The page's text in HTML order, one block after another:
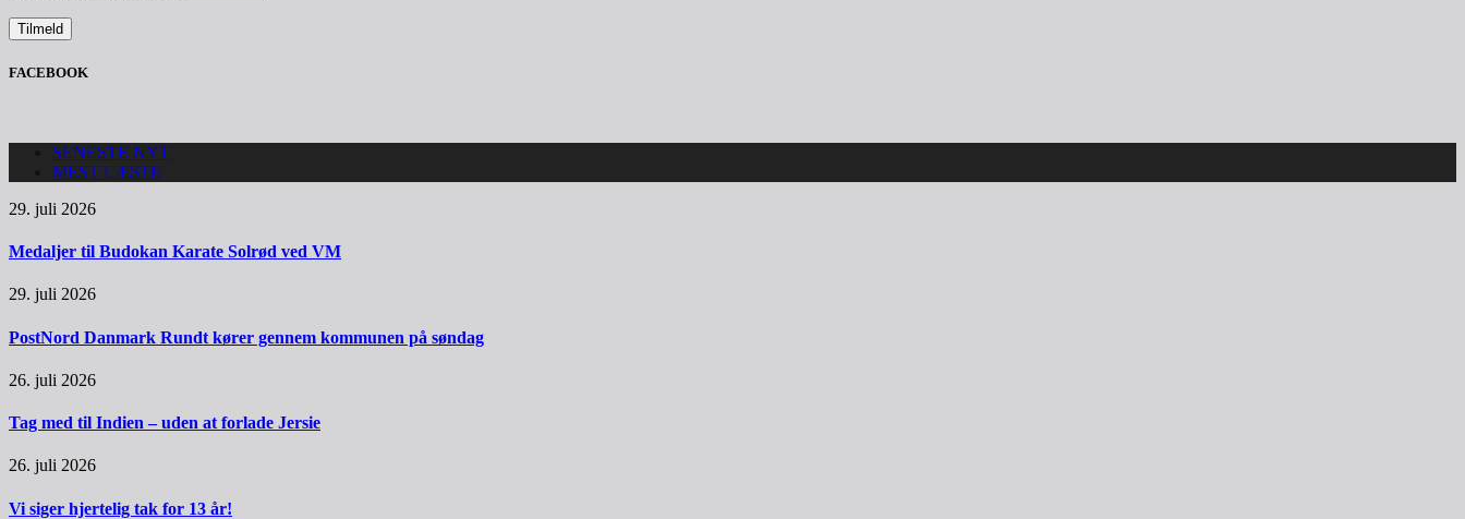
FACEBOOK
SENESTE NYT
MEST LÆSTE
29. juli 2026
Medaljer til Budokan Karate Solrød ved VM
29. juli 2026
PostNord Danmark Rundt kører gennem kommunen på søndag
26. juli 2026
Tag med til Indien – uden at forlade Jersie
26. juli 2026
Vi siger hjertelig tak for 13 år!